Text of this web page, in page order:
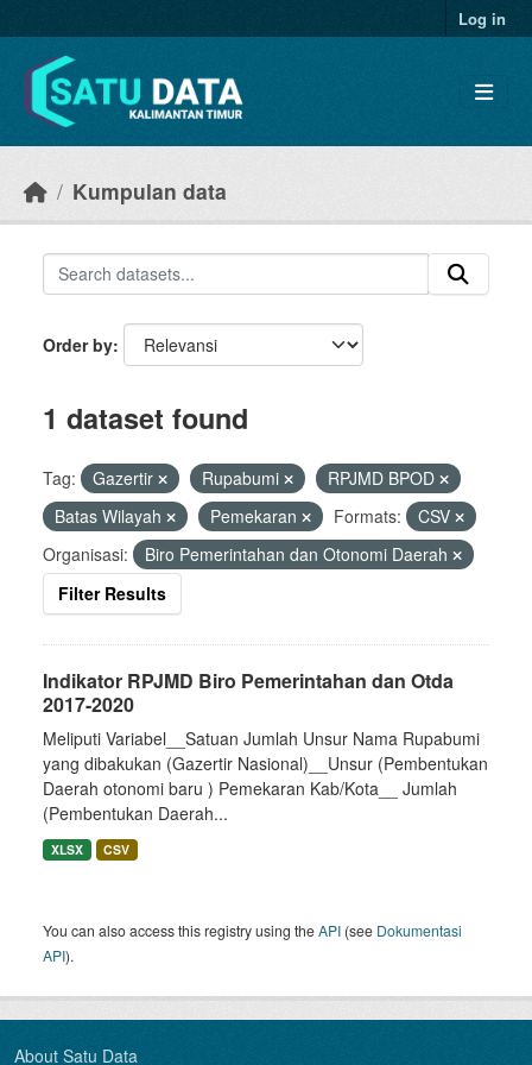
Log in
Kumpulan data
Order by
1 dataset found
Tag: Gazertir Rupabumi
RPJMD BPOD
Batas Wilayah
Pemekaran Formats:
CSV
Organisasi:
Biro Pemerintahan dan Otonomi Daerah
Filter Results
Indikator RPJMD Biro Pemerintahan dan Otda
2017-2020
Meliputi Variabel__Satuan Jumlah Unsur Nama Rupabumi
yang dibakukan (Gazertir Nasional)__Unsur (Pembentukan
Daerah otonomi baru ) Pemekaran Kab/Kota__ Jumlah
(Pembentukan Daerah...
XLSX CSV
You can also access this registry using theAPI (see Dokumentasi
API).
About Satu Data